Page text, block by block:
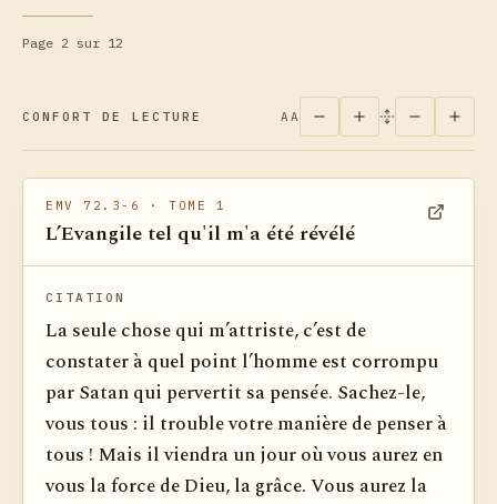
Page 2 sur 12
CONFORT DE LECTURE AA
EMV 72.3-6 · TOME 1
L’Evangile tel qu'il m'a été révélé
CITATION
La seule chose qui m’attriste, c’est de
constater à quel point l’homme est corrompu
par Satan qui pervertit sa pensée. Sa­chez-le,
vous tous : il trouble votre manière de penser à
tous ! Mais il viendra un jour où vous aurez en
vous la force de Dieu, la grâce. Vous aurez la